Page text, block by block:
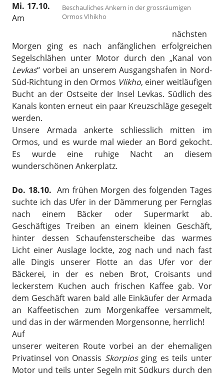
Beschauliches Ankern in der grossräumigen
Ormos Vlhikho
Mi. 17.10.
Am
nächsten
Morgen ging es nach anfänglichen erfolgreichen
Segelschlähen unter Motor durch den „Kanal von
Levkas“ vorbei an unserem Ausgangshafen in Nord-
Süd-Richtung in den Ormos Vlikho, einer weitläufigen
Bucht an der Ostseite der Insel Levkas. Südlich des
Kanals konten erneut ein paar Kreuzschläge gesegelt
werden.
Unsere Armada ankerte schliesslich mitten im
Ormos, und es wurde mal wieder an Bord gekocht.
Es wurde eine ruhige Nacht an diesem
wunderschönen Ankerplatz.
Do. 18.10. Am frühen Morgen des folgenden Tages
suchte ich das Ufer in der Dämmerung per Fernglas
nach einem Bäcker oder Supermarkt ab.
Geschäftiges Treiben an einem kleinen Geschäft,
hinter dessen Schaufensterscheibe das warmes
Licht einer Auslage lockte, zog nach und nach fast
alle Dingis unserer Flotte an das Ufer vor der
Bäckerei, in der es neben Brot, Croisants und
leckerstem Kuchen auch frischen Kaffee gab. Vor
dem Geschäft waren bald alle Einkäufer der Armada
an Kaffeetischen zum Morgenkaffee versammelt,
und das in der wärmenden Morgensonne, herrlich!
Auf
unserer weiteren Route vorbei an der ehemaligen
Privatinsel von Onassis Skorpiosging es teils unter
Motor und teils unter Segeln mit Südkurs durch den